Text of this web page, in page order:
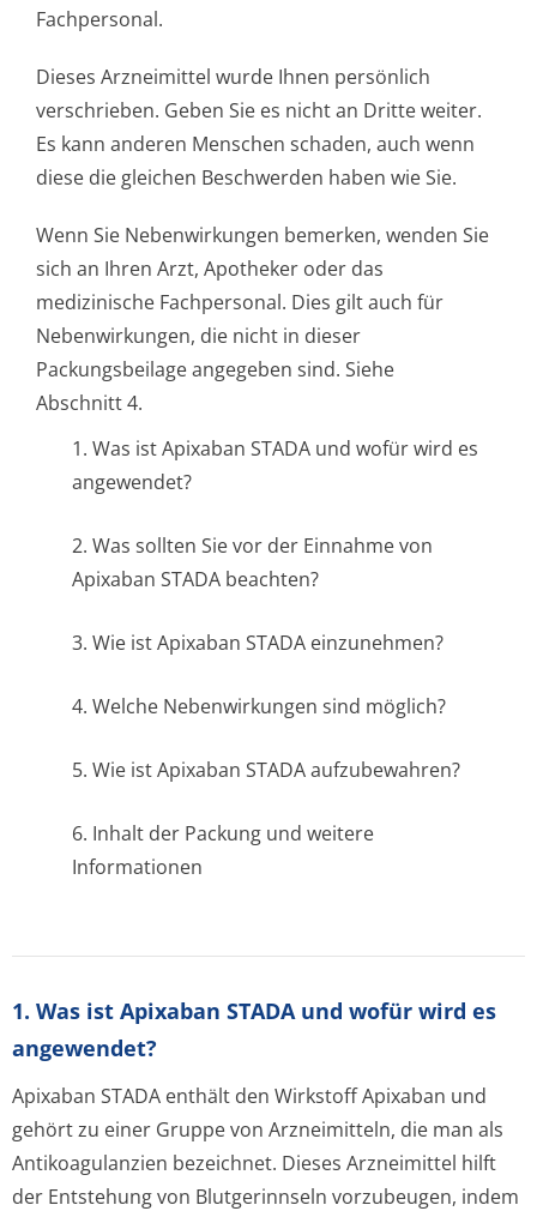
Fachpersonal.
Dieses Arzneimittel wurde Ihnen persönlich
verschrieben. Geben Sie es nicht an Dritte weiter.
Es kann anderen Menschen schaden, auch wenn
diese die gleichen Beschwerden haben wie Sie.
Wenn Sie Nebenwirkungen bemerken, wenden Sie
sich an Ihren Arzt, Apotheker oder das
medizinische Fachpersonal. Dies gilt auch für
Nebenwirkungen, die nicht in dieser
Packungsbeilage angegeben sind. Siehe
Abschnitt 4.
1. Was ist Apixaban STADA und wofür wird es
angewendet?
2. Was sollten Sie vor der Einnahme von
Apixaban STADA beachten?
3. Wie ist Apixaban STADA einzunehmen?
4. Welche Nebenwirkungen sind möglich?
5. Wie ist Apixaban STADA aufzubewahren?
6. Inhalt der Packung und weitere
Informationen
1. Was ist Apixaban STADA und wofür wird es
angewendet?
Apixaban STADA enthält den Wirkstoff Apixaban und
gehört zu einer Gruppe von Arzneimitteln, die man als
Antikoagulanzien bezeichnet. Dieses Arzneimittel hilft
der Entstehung von Blutgerinnseln vorzubeugen, indem